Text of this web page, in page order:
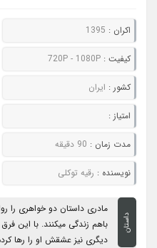
اکران : 1395
کیفیت :720P - 1080P
کشور : ایران
امتیاز :
مدت زمان : 90 دقیقه
نویسنده : رقیه توکلی
داستان
مادری داستان دو خواهری را
باهم زندگی میکنند. با این
دیگری نیز عشقش او را رها